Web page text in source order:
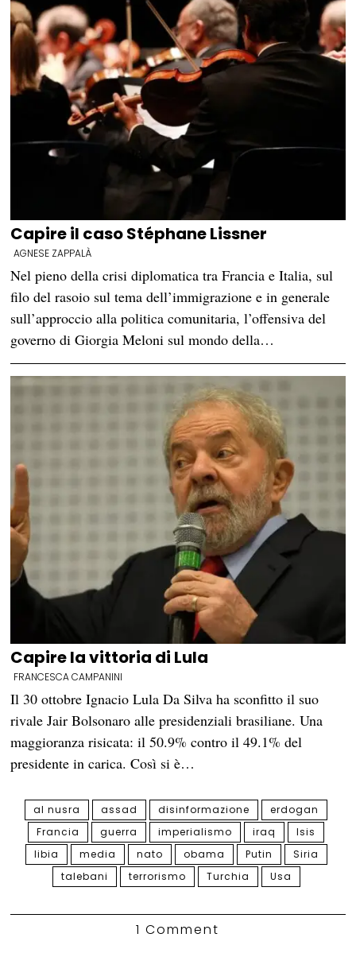
Capire il caso Stéphane Lissner
AGNESE ZAPPALÀ
Nel pieno della crisi diplomatica tra Francia e Italia, sul
filo del rasoio sul tema dell’immigrazione e in generale
sull’approccio alla politica comunitaria, l’offensiva del
governo di Giorgia Meloni sul mondo della…
Capire la vittoria di Lula
FRANCESCA CAMPANINI
Il 30 ottobre Ignacio Lula Da Silva ha sconfitto il suo
rivale Jair Bolsonaro alle presidenziali brasiliane. Una
maggioranza risicata: il 50.9% contro il 49.1% del
presidente in carica. Così si è…
al nusra assad disinformazione
erdogan
Francia
guerra imperialismo iraq
Isis
libia
media nato obama Putin
Siria
talebani
terrorismo Turchia Usa
1 Comment